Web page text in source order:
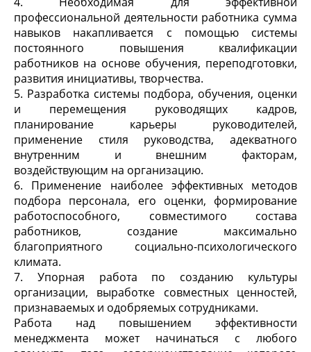
профессиональной деятельности работника сумма
навыков накапливается с помощью системы
постоянного повышения квалификации
работников на основе обучения, переподготовки,
развития инициативы, творчества.
5. Разработка системы подбора, обучения, оценки
и перемещения руководящих кадров,
планирование карьеры руководителей,
применение стиля руководства, адекватного
внутренним и внешним факторам,
воздействующим на организацию.
6. Применение наиболее эффективных методов
подбора персонала, его оценки, формирование
работоспособного, совместимого состава
работников, создание максимально
благоприятного социально-психологического
климата.
7. Упорная работа по созданию культуры
организации, выработке совместных ценностей,
признаваемых и одобряемых сотрудниками.
Работа над повышением эффективности
менеджмента может начинаться с любого